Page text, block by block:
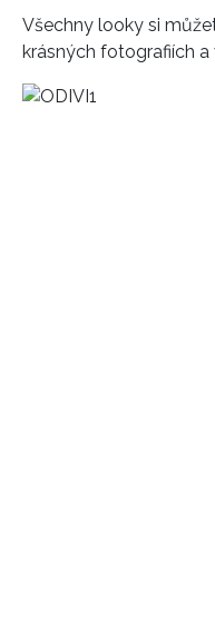
Všechny looky si
krásných fotografiích a